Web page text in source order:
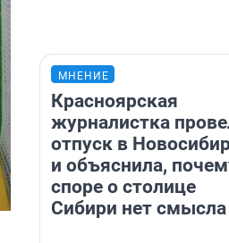
МНЕНИЕ
Красноярская
журналистка
отпуск в
и объяснила,
споре о столице
Сибири нет смысла